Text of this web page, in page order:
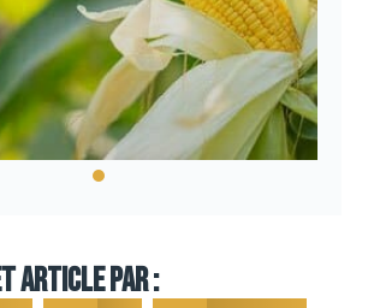
article par :